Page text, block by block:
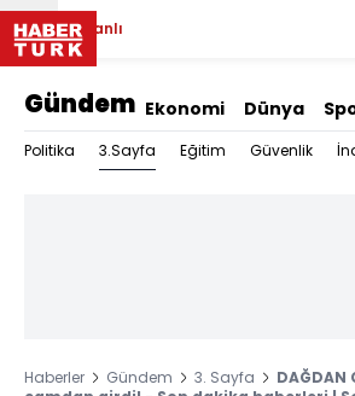
Canlı
Gündem Ekonomi Dünya
Politika 3.Sayfa Eğitim Güvenlik
Haberler Gündem 3. Sayfa
DAĞDAN